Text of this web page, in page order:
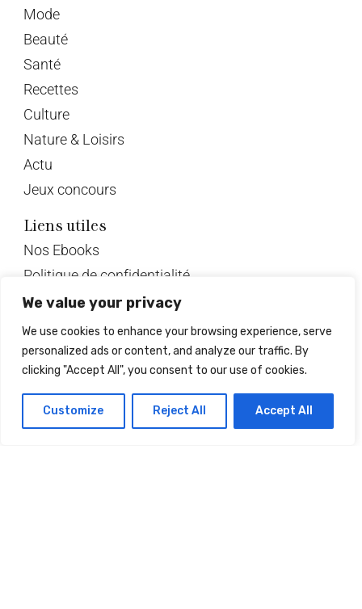
We value your privacy
We use cookies to enhance your browsing experience, serve
personalized ads or content, and analyze our traffic. By
clicking "Accept All", you consent to our use of cookies.
Customize Reject All Accept All
Mode
Beauté
Santé
Recettes
Culture
Nature & Loisirs
Actu
Jeux concours
Liens utiles
Nos Ebooks
Politique de confidentialité
Mentions légales
Jeu Concours (Ment. Lég.).
CGV
Le magazine